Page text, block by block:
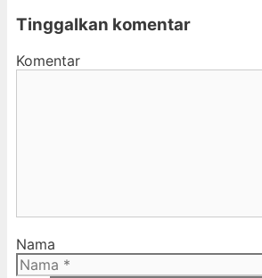
Tinggalkan komentar
Komentar
Nama